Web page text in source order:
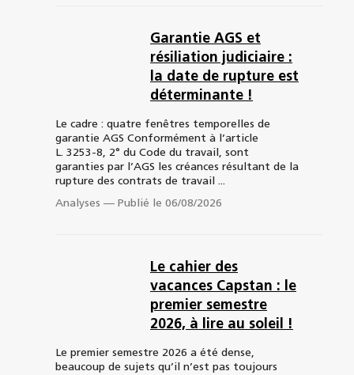
Garantie AGS et
résiliation judiciaire :
la date de rupture est
déterminante !
Le cadre : quatre fenêtres temporelles de
garantie AGS Conformément à l’article
L. 3253-8, 2° du Code du travail, sont
garanties par l’AGS les créances résultant de la
rupture des contrats de travail ...
Analyses — Publié le 06/08/2026
Le cahier des
vacances Capstan : le
premier semestre
2026, à lire au soleil !
Le premier semestre 2026 a été dense,
beaucoup de sujets qu’il n’est pas toujours